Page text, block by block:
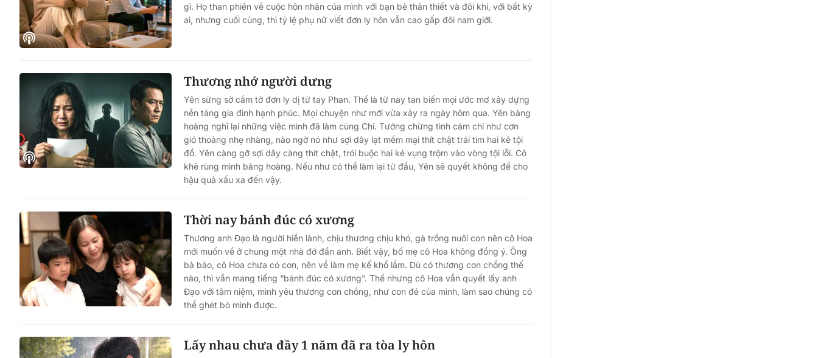
gì. Họ than phiền về cuộc hôn nhân của mình với bạn bè thân thiết và đôi khi, với bất kỳ
ai, nhưng cuối cùng, thì tỷ lệ phụ nữ viết đơn ly hôn vẫn cao gấp đôi nam giới.
Thương nhớ người dưng
Yên sững sờ cầm tờ đơn ly dị từ tay Phan. Thế là từ nay tan biến mọi ước mơ xây dựng
nền tảng gia đình hạnh phúc. Mọi chuyện như mới vừa xảy ra ngày hôm qua. Yên bàng
hoàng nghĩ lại những việc mình đã làm cùng Chi. Tưởng chừng tình cảm chỉ như cơn
gió thoảng nhẹ nhàng, nào ngờ nó như sợi dây lạt mềm mại thít chặt trái tim hai kẻ tội
đồ. Yên càng gỡ sợi dây càng thít chặt, trói buộc hai kẻ vụng trộm vào vòng tội lỗi. Cô
khẽ rùng mình bàng hoàng. Nếu như có thể làm lại từ đầu, Yên sẽ quyết không để cho
hậu quả xấu xa đến vậy.
Thời nay bánh đúc có xương
Thương anh Đạo là người hiền lành, chịu thương chịu khó, gà trống nuôi con nên cô Hoa
mới muốn về ở chung một nhà đỡ đần anh. Biết vậy, bố mẹ cô Hoa không đồng ý. Ông
bà bảo, cô Hoa chưa có con, nên về làm mẹ kế khổ lắm. Dù có thương con chồng thế
nào, thì vẫn mang tiếng “bánh đúc có xương”. Thế nhưng cô Hoa vẫn quyết lấy anh
Đạo với tâm niệm, mình yêu thương con chồng, như con đẻ của mình, làm sao chúng có
thể ghét bỏ mình được.
Lấy nhau chưa đầy 1 năm đã ra tòa ly hôn